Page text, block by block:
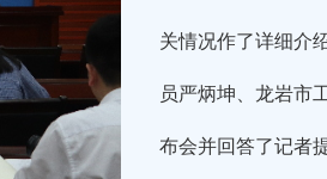
关情况作了详细介
员严炳坤、龙岩市
布会并回答了记者